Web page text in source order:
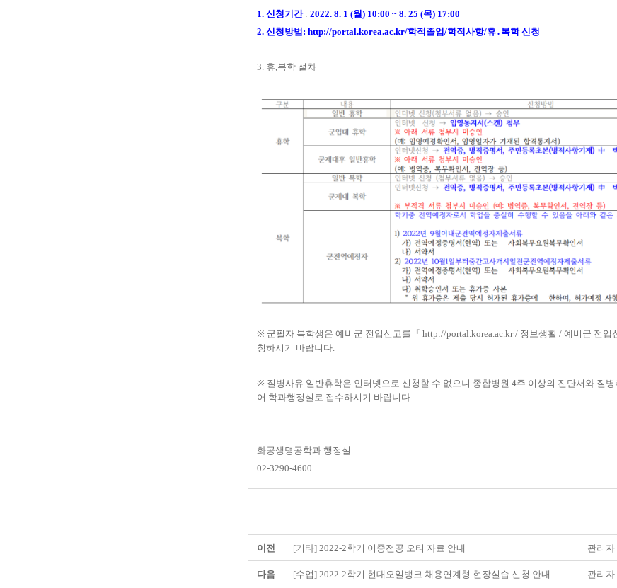
1. 신청기간 : 2022. 8. 1 (월 ) 10:00 ~ 8. 25 (목) 17:00
2. 신청방법: http://portal.korea.ac.kr/학적졸업 /학적사항/휴․ 복학 신청
3. 휴 복학 절차
※ 군필자 복학생은 예비군 전입신고를 『 http://portal.korea.ac.kr/ 정보생활/ 예비군 전입
청하시기 바랍니다.
※ 질병사유 일반휴학은 인터넷으로 신청할 수 없으니 종합병원 4주 이상의 진단서와 질
어 학과행정실로 접수하시기 바랍니다.
화공생명공학과 행정실
02-3290-4600
이전 [기타] 2022-2학기 이중전공 오티 자료 안내 관리자
다음 [수업] 2022-2학기 현대오일뱅크 채용연계형 현장실습 신청 안내 관리자